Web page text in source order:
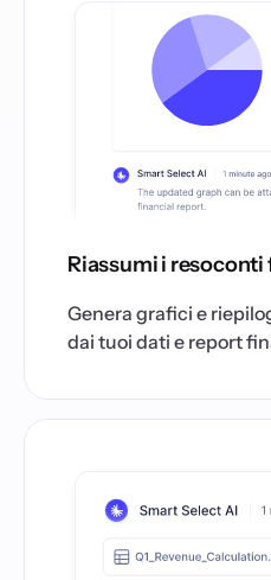
Riassumi i
Genera grafici e
dai tuoi dati e report